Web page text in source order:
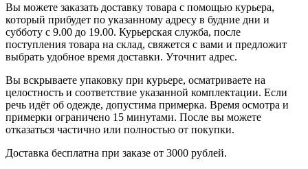
Вы можете заказать доставку товара с помощью курьера,
который прибудет по указанному адресу в будние дни и
субботу с 9.00 до 19.00. Курьерская служба, после
поступления товара на склад, свяжется с вами и предложит
выбрать удобное время доставки. Уточнит адрес.
Вы вскрываете упаковку при курьере, осматриваете на
целостность и соответствие указанной комплектации. Если
речь идёт об одежде, допустима примерка. Время осмотра и
примерки ограничено 15 минутами. После вы можете
отказаться частично или полностью от покупки.
Доставка бесплатна при заказе от 3000 рублей.